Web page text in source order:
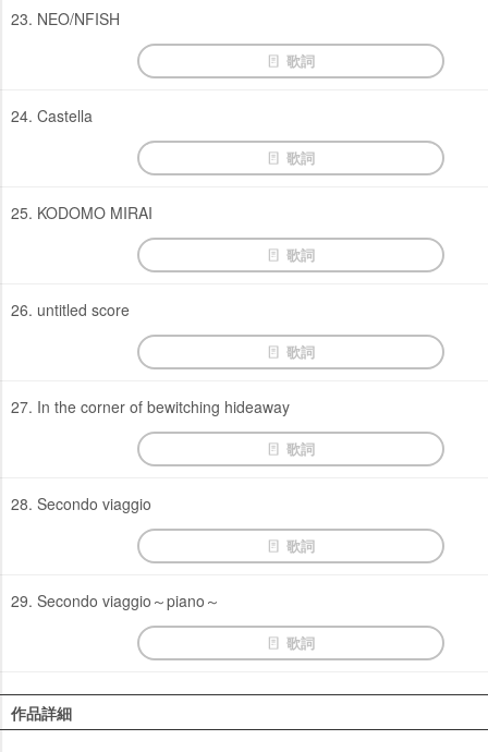
23. NEO/NFISH
歌詞
24. Castella
歌詞
25. KODOMO MIRAI
歌詞
26. untitled score
歌詞
27. In the corner of bewitching hideaway
歌詞
28. Secondo viaggio
歌詞
29. Secondo viaggio～piano～
歌詞
作品詳細